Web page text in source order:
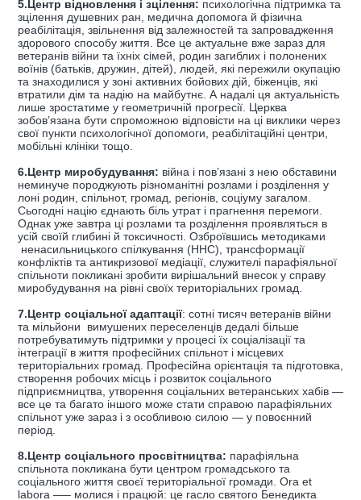
5.Центр відновлення і зцілення: психологічна підтримка та
зцілення душевних ран, медична допомога й фізична
реабілітація, звільнення від залежностей та запровадження
здорового способу життя. Все це актуальне вже зараз для
ветеранів війни та їхніх сімей, родин загиблих і полонених
воїнів (батьків, дружин, дітей), людей, які пережили окупацію
та знаходилися у зоні активних бойових дій, біженців, які
втратили дім та надію на майбутнє. А надалі ця актуальність
лише зростатиме у геометричній прогресії. Церква
зобов’язана бути спроможною відповісти на ці виклики через
свої пункти психологічної допомоги, реабілітаційні центри,
мобільні клініки тощо.
6.Центр миробудування: війна і пов’язані з нею обставини
неминуче породжують різноманітні розлами і розділення у
лоні родин, спільнот, громад, регіонів, соціуму загалом.
Сьогодні націю єднають біль утрат і прагнення перемоги.
Однак уже завтра ці розлами та розділення проявляться в
усій своїй глибині й токсичності. Озброївшись методиками
ненасильницького спілкування (ННС), трансформації
конфліктів та антикризової медіації, служителі парафіяльної
спільноти покликані зробити вирішальний внесок у справу
миробудування на рівні своїх територіальних громад.
7.Центр соціальної адаптації: сотні тисяч ветеранів війни
та мільйони вимушених переселенців дедалі більше
потребуватимуть підтримки у процесі їх соціалізації та
інтеграції в життя професійних спільнот і місцевих
територіальних громад. Професійна орієнтація та підготовка,
створення робочих місць і розвиток соціального
підприємництва, утворення соціальних ветеранських хабів —
все це та багато іншого може стати справою парафіяльних
спільнот уже зараз і з особливою силою — у повоєнний
період.
8.Центр соціального просвітництва: парафіяльна
спільнота покликана бути центром громадського та
соціального життя своєї територіальної громади. Ora et
laborа —– молися і працюй: це гасло святого Бенедикта